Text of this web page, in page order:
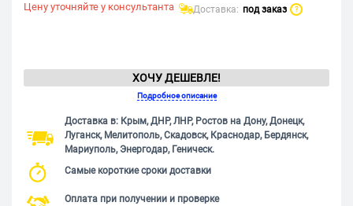
Цену уточняйте у консультанта Доставка: под заказ ?
ХОЧУ ДЕШЕВЛЕ!
Подробное описание
Доставка в: Крым, ДНР, ЛНР, Ростов на Дону, Донецк,
Луганск, Мелитополь, Скадовск, Краснодар, Бердянск,
Мариуполь, Энергодар, Геническ.
Самые короткие сроки доставки
Оплата при получении и проверке